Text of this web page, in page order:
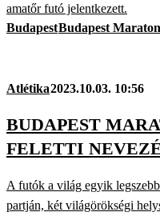
amatőr futó jelentkezett.
BudapestBudapest Maraton
Atlétika2023.10.03. 10:56
BUDAPEST
FELETTI
A futók a világ egyik
partján, két világörökségi